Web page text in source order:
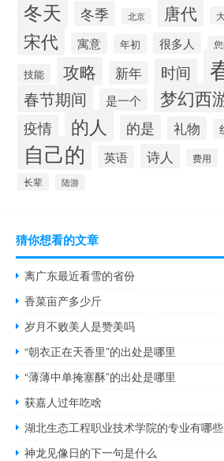
冬天 冬季 北京 唐代
宋代 寓意 年初 很多人
技能
攻略 新年 时间
春节期间 是一个 梦幻西
疫情 的人 的是 礼物
自己的 英语 诗人 费用
长辈 陆游
猜你想看的文章
离广东最近看雪的省份
香菜亩产多少斤
岁月不败美人是赞美吗
“朝衣正在天香里”的出处是哪里
“薄薄中单掩塞酥”的出处是哪里
获嘉人过年吃啥
湖北生态工程职业技术学院的专业有哪些
神龙见像日的下一句是什么